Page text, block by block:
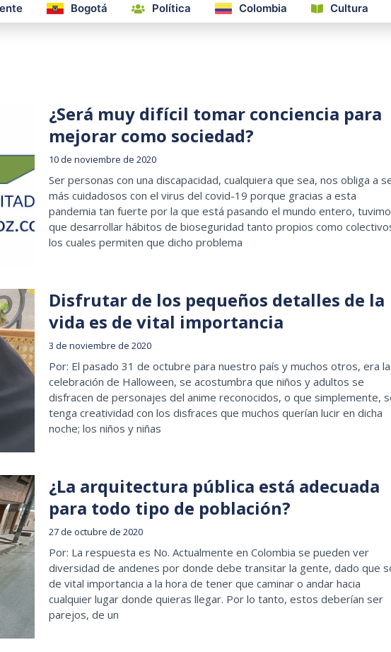
Bogotá Política Colombia Cultura
¿Será muy difícil tomar conciencia para
mejorar como sociedad?
10 de noviembre de 2020
Ser personas con una discapacidad, cualquiera que sea, nos obliga a
más cuidadosos con el virus del covid-19 porque gracias a esta
pandemia tan fuerte por la que está pasando el mundo entero,
que desarrollar hábitos de bioseguridad tanto propios como
los cuales permiten que dicho problema
Disfrutar de los pequeños detalles de la
vida es de vital importancia
3 de noviembre de 2020
Por: El pasado 31 de octubre para nuestro país y muchos otros, era la
celebración de Halloween, se acostumbra que niños y adultos se
disfracen de personajes del anime reconocidos, o que simplemente,
tenga creatividad con los disfraces que muchos querían lucir en dicha
noche; los niños y niñas
¿La arquitectura pública está adecuada
para todo tipo de población?
27 de octubre de 2020
Por: La respuesta es No. Actualmente en Colombia se pueden ver
diversidad de andenes por donde debe transitar la gente, dado que
de vital importancia a la hora de tener que caminar o andar hacia
cualquier lugar donde quieras llegar. Por lo tanto, estos deberían ser
parejos, de un